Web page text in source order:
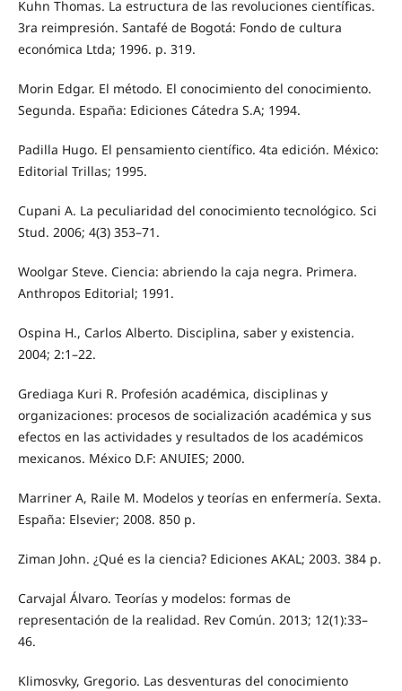
Kuhn Thomas. La estructura de las revoluciones científicas.
3ra reimpresión. Santafé de Bogotá: Fondo de cultura
económica Ltda; 1996. p. 319.
Morin Edgar. El método. El conocimiento del conocimiento.
Segunda. España: Ediciones Cátedra S.A; 1994.
Padilla Hugo. El pensamiento científico. 4ta edición. México:
Editorial Trillas; 1995.
Cupani A. La peculiaridad del conocimiento tecnológico. Sci
Stud. 2006; 4(3) 353–71.
Woolgar Steve. Ciencia: abriendo la caja negra. Primera.
Anthropos Editorial; 1991.
Ospina H., Carlos Alberto. Disciplina, saber y existencia.
2004; 2:1–22.
Grediaga Kuri R. Profesión académica, disciplinas y
organizaciones: procesos de socialización académica y sus
efectos en las actividades y resultados de los académicos
mexicanos. México D.F: ANUIES; 2000.
Marriner A, Raile M. Modelos y teorías en enfermería. Sexta.
España: Elsevier; 2008. 850 p.
Ziman John. ¿Qué es la ciencia? Ediciones AKAL; 2003. 384 p.
Carvajal Álvaro. Teorías y modelos: formas de
representación de la realidad. Rev Común. 2013; 12(1):33–
46.
Klimosvky, Gregorio. Las desventuras del conocimiento